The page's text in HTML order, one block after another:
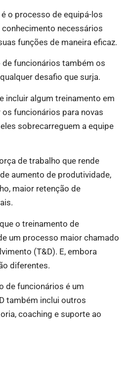
é o processo de equipá-los
necessários
funções de maneira eficaz.
funcionários também os
desafio que surja.
incluir algum treinamento em
funcionários para novas
sobrecarreguem a equipe
de trabalho que rende
aumento de produtividade,
maior retenção de
o treinamento de
um processo maior chamado
(T&D). E, embora
diferentes.
de funcionários é um
também inclui outros
coaching e suporte ao